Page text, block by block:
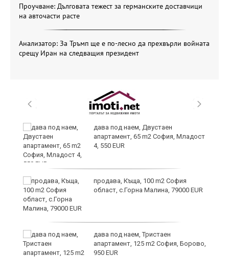
Проучване: Дълговата тежест за германските доставчици
на авточасти расте
Анализатор: За Тръмп ще е по-лесно да прехвърли войната
срещу Иран на следващия президент
дава под наем, Двустаен
апартамент, 65 m2 София, Младост
4, 550 EUR
продава, Къща, 100 m2 София
област, с.Горна Малина, 79000 EUR
дава под наем, Тристаен
апартамент, 125 m2 София, Борово,
950 EUR